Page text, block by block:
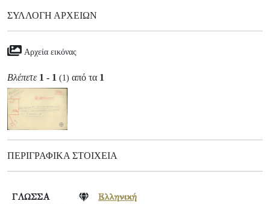
ΣΥΛΛΟΓΉ ΑΡΧΕΊΩΝ
Αρχεία εικόνας
Βλέπετε 1 - 1 (1) από τα 1
ΠΕΡΙΓΡΑΦΙΚΆ ΣΤΟΙΧΕΊΑ
ΓΛΩΣΣΑ
Ελληνική